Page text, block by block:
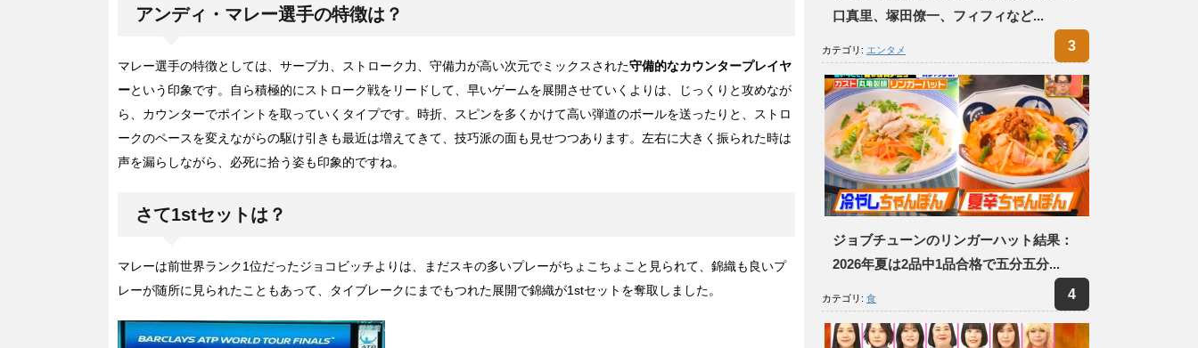
アンディ・マレー選手の特徴は？
マレー選手の特徴としては、サーブ力、ストローク力、守備力が高い次元でミックスされた守備的なカウンタープレイヤ
ーという印象です。自ら積極的にストローク戦をリードして、早いゲームを展開させていくよりは、じっくりと攻めなが
ら、カウンターでポイントを取っていくタイプです。時折、スピンを多くかけて高い弾道のボールを送ったりと、ストロ
ークのペースを変えながらの駆け引きも最近は増えてきて、技巧派の面も見せつつあります。左右に大きく振られた時は
声を漏らしながら、必死に拾う姿も印象的ですね。
さて1stセットは？
マレーは前世界ランク1位だったジョコビッチよりは、まだスキの多いプレーがちょこちょこと見られて、錦織も良いプ
レーが随所に見られたこともあって、タイブレークにまでもつれた展開で錦織が1stセットを奪取しました。
口真里、塚田僚一、フィフィなど...
カテゴリ: エンタメ
ジョブチューンのリンガーハット結果：
2026年夏は2品中1品合格で五分五分...
カテゴリ: 食